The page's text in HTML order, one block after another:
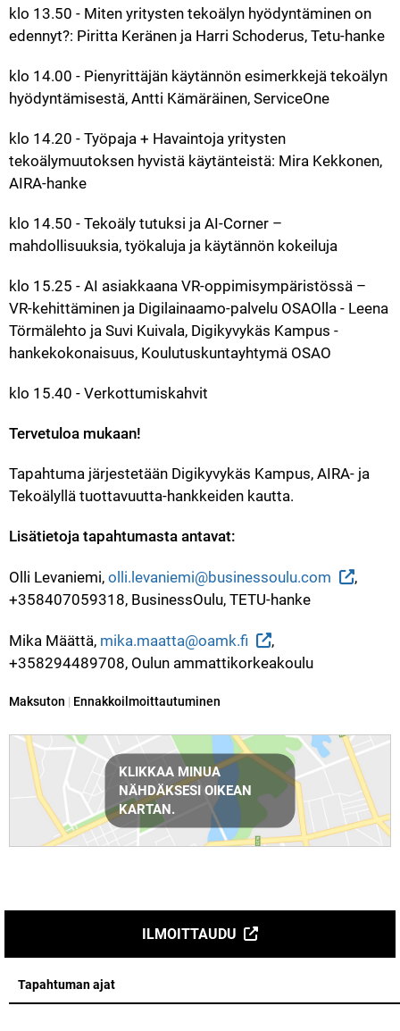
klo 13.50 - Miten yritysten tekoälyn hyödyntäminen on
edennyt?: Piritta Keränen ja Harri Schoderus, Tetu-hanke
klo 14.00 - Pienyrittäjän käytännön esimerkkejä tekoälyn
hyödyntämisestä, Antti Kämäräinen, ServiceOne
klo 14.20 - Työpaja + Havaintoja yritysten
tekoälymuutoksen hyvistä käytänteistä: Mira Kekkonen,
AIRA-hanke
klo 14.50 - Tekoäly tutuksi ja AI-Corner –
mahdollisuuksia, työkaluja ja käytännön kokeiluja
klo 15.25 - AI asiakkaana VR-oppimisympäristössä –
VR-kehittäminen ja Digilainaamo-palvelu OSAOlla - Leena
Törmälehto ja Suvi Kuivala, Digikyvykäs Kampus -
hankekokonaisuus, Koulutuskuntayhtymä OSAO
klo 15.40 - Verkottumiskahvit
Tervetuloa mukaan!
Tapahtuma järjestetään Digikyvykäs Kampus, AIRA- ja
Tekoälyllä tuottavuutta-hankkeiden kautta.
Lisätietoja tapahtumasta antavat:
Olli Levaniemi, olli.levaniemi@businessoulu.com
,
+358407059318, BusinessOulu, TETU-hanke
Mika Määttä, mika.maatta@oamk.fi
,
+358294489708, Oulun ammattikorkeakoulu
Kategoria:
Maksuton | Ennakkoilmoittautuminen
Reittiohjeet
KLIKKAA MINUA
NÄHDÄKSESI OIKEAN
KARTAN.
ILMOITTAUDU
Tapahtuman ajat